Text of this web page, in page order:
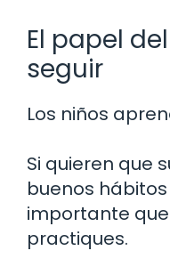
El papel
seguir
Los niños
Si quieren que
buenos
importante
practiques.